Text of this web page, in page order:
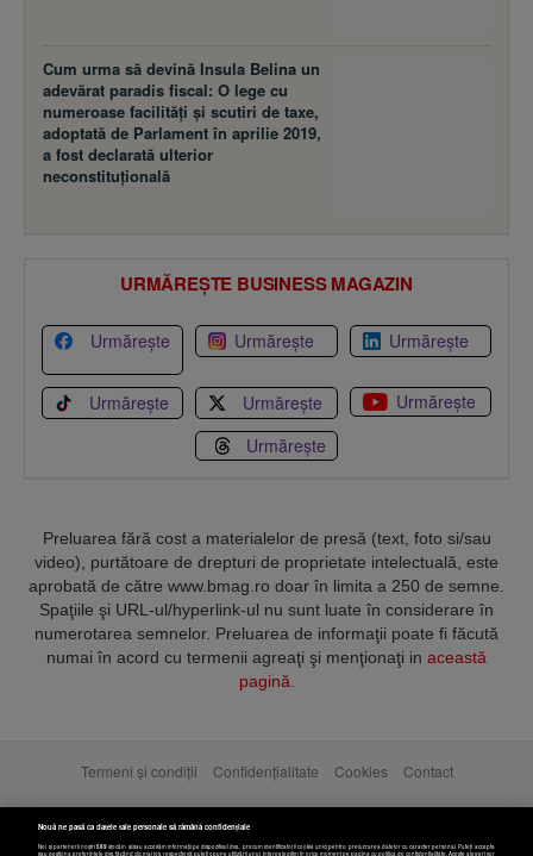
Cum urma să devină Insula Belina un
adevărat paradis fiscal: O lege cu
numeroase facilităţi şi scutiri de taxe,
adoptată de Parlament în aprilie 2019,
a fost declarată ulterior
neconstituţională
URMĂREȘTE BUSINESS MAGAZIN
Urmărește Urmărește Urmărește
Urmărește Urmărește
Urmărește
Urmărește
Preluarea fără cost a materialelor de presă (text, foto si/sau
video), purtătoare de drepturi de proprietate intelectuală, este
aprobată de către www.bmag.ro doar în limita a 250 de semne.
Spaţiile şi URL-ul/hyperlink-ul nu sunt luate în considerare în
numerotarea semnelor. Preluarea de informaţii poate fi făcută
numai în acord cu termenii agreaţi şi menţionaţi in această
pagină
Termeni și condiții Confidențialitate Cookies Contact
Copyright © 2025 BUSINESSMEX S.A.
Nouă ne pasă ca datele tale personale să rămână confidențiale
Noi și partenerii noștri589stocăm și/sau accesăm informații pe dispozitivul dvs., precum identificatorii cookie unici pentru prelucrarea datelor cu caracter personal. Puteți accepta
sau gestiona preferințele dvs. făcând clic mai jos, respectiv vă puteți opune utilizării unui interes legitim în orice moment pe pagina cu politica de confidențialitate. Aceste alegeri vor